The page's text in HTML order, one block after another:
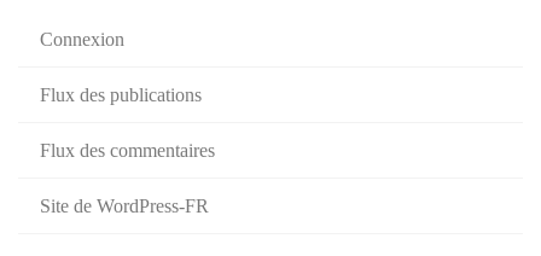
Connexion
Flux des publications
Flux des commentaires
Site de WordPress-FR